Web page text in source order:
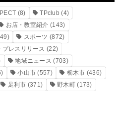
(8) TPclub (4)
お店・教室紹介 (143)
スポーツ (872)
プレスリリース (22)
地域ニュース (703)
小山市 (557) 栃木市 (436)
足利市 (371) 野木町(173)